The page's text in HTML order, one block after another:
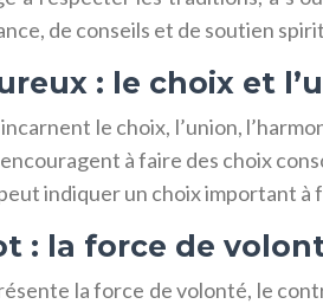
de conseils et de soutien
: le choix et
le choix, l’union,
à faire des choix
indiquer un choix important
: la force de
la force de volonté, le